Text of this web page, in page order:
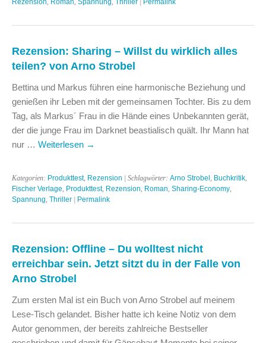
Rezension: Sharing – Willst du wirklich alles
teilen? von Arno Strobel
Bettina und Markus führen eine harmonische Beziehung und
genießen ihr Leben mit der gemeinsamen Tochter. Bis zu dem
Tag, als Markus´ Frau in die Hände eines Unbekannten gerät,
der die junge Frau im Darknet beastialisch quält. Ihr Mann hat
nur … Weiterlesen →
Kategorien: Produkttest, Rezension | Schlagwörter: Arno Strobel Buchkritik
Fischer Verlage Produkttest, Rezension Roman Sharing-Economy
Spannung Thriller | Permalink
Rezension: Offline – Du wolltest nicht
erreichbar sein. Jetzt sitzt du in der Falle von
Arno Strobel
Zum ersten Mal ist ein Buch von Arno Strobel auf meinem
Lese-Tisch gelandet. Bisher hatte ich keine Notiz von dem
Autor genommen, der bereits zahlreiche Bestseller